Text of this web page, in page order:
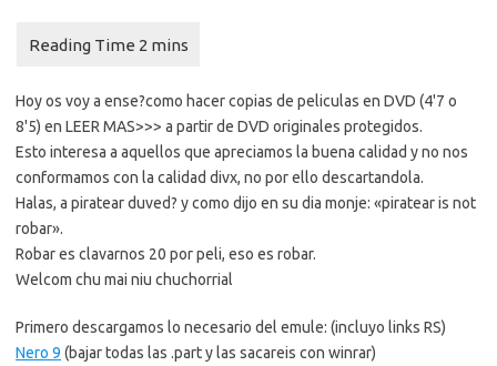
Hoy os voy a ense?como hacer copias de peliculas en DVD (4'7 o
8'5) en LEER MAS>>> a partir de DVD originales protegidos.
Esto interesa a aquellos que apreciamos la buena calidad y no nos
conformamos con la calidad divx, no por ello descartandola.
Halas, a piratear duved? y como dijo en su dia monje: «piratear is not
robar».
Robar es clavarnos 20 por peli, eso es robar.
Welcom chu mai niu chuchorrial
Primero descargamos lo necesario del emule: (incluyo links RS)
Nero 9 (bajar todas las .part y las sacareis con winrar)